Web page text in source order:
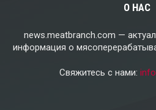
О НАС
news.meatbranch.com —
информация о
Свяжитесь с нами: